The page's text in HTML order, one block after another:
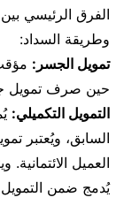
الفرق الرئيسي
وطريقة السداد:
تمويل الجسر:
حين صرف تمويل
التمويل التكميلي:
السابق، ويُعتبر
العميل
يُدمج ضمن التمويل